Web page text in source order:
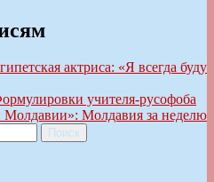
актриса: «Я всегда буду
учителя-русофоба
Молдавии»: Молдавия за неделю
Поиск